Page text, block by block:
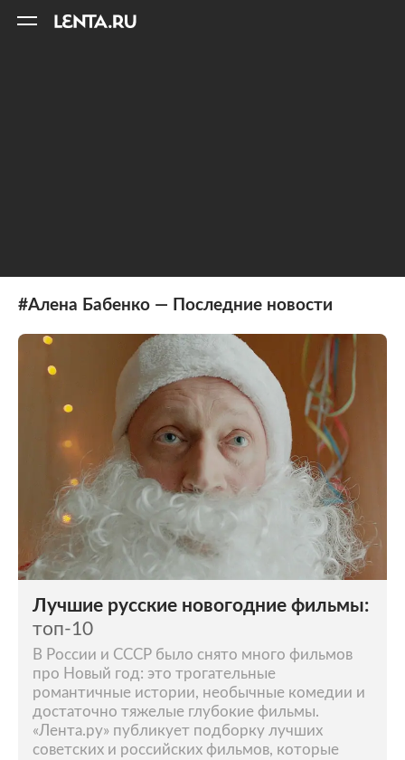
#Алена Бабенко — Последние новости
Лучшие русские новогодние фильмы:
топ-10
В России и СССР было снято много фильмов
про Новый год: это трогательные
романтичные истории, необычные комедии и
достаточно тяжелые глубокие фильмы.
«Лента.ру» публикует подборку лучших
советских и российских фильмов, которые